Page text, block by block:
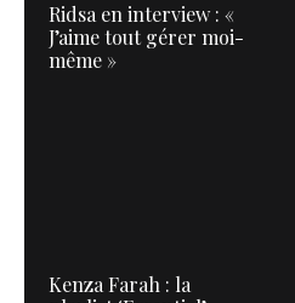
Ridsa en interview : «
J’aime tout gérer moi-
même »
Kenza Farah : la